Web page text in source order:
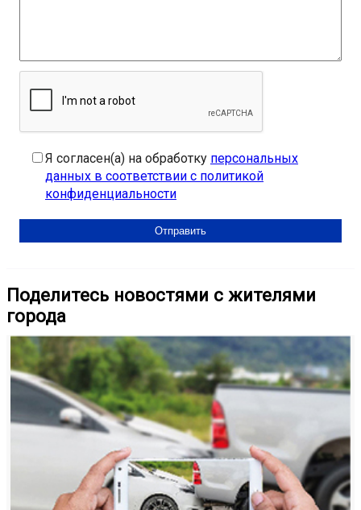
Я согласен(а) на обработку персональных
данных в соответствии с политикой
конфиденциальности
Поделитесь новостями с жителями
города